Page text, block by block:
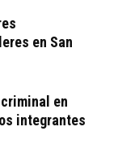
en San
en
integrantes